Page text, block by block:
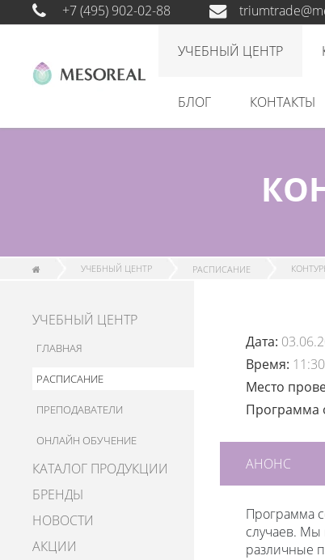
+7 (495) 902-02-88
УЧЕБНЫЙ ЦЕНТР
БЛОГ КОНТАКТЫ
УЧЕБНЫЙ ЦЕНТР РАСПИСАНИЕ
УЧЕБНЫЙ ЦЕНТР
ГЛАВНАЯ
РАСПИСАНИЕ
ПРЕПОДАВАТЕЛИ
ОНЛАЙН ОБУЧЕНИЕ
КАТАЛОГ ПРОДУКЦИИ
БРЕНДЫ
НОВОСТИ
АКЦИИ
Дата:
Время:
Место
Программа
АНОНС
Программа
случаев. Мы
различные